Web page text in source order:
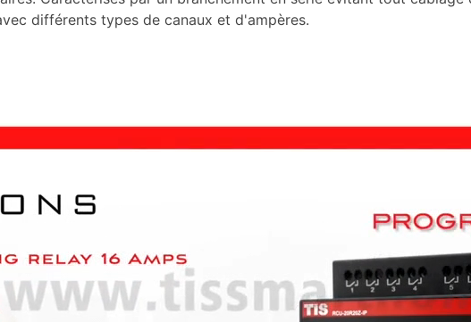
différents types de canaux et d'ampères.